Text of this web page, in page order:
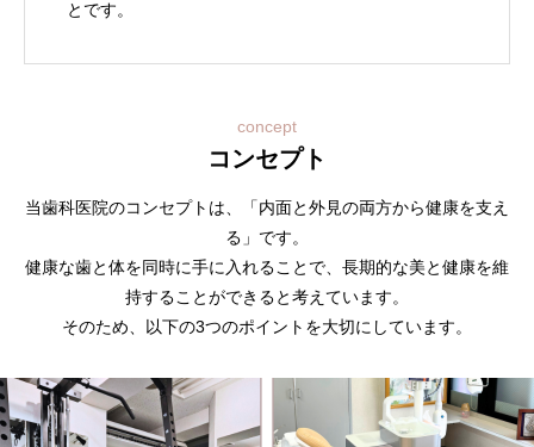
とです。
concept
コンセプト
当歯科医院のコンセプトは、「内面と外見の両方から健康を支え
る」です。
健康な歯と体を同時に手に入れることで、長期的な美と健康を維
持することができると考えています。
そのため、以下の3つのポイントを大切にしています。